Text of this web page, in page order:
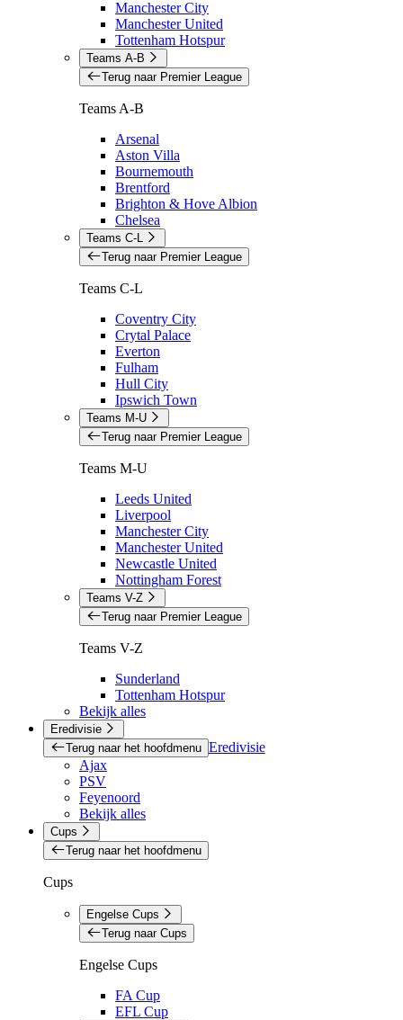
Manchester City
Manchester United
Tottenham Hotspur
Teams A-B
Terug naar Premier League
Teams A-B
Arsenal
Aston Villa
Bournemouth
Brentford
Brighton & Hove Albion
Chelsea
Teams C-L
Terug naar Premier League
Teams C-L
Coventry City
Crytal Palace
Everton
Fulham
Hull City
Ipswich Town
Teams M-U
Terug naar Premier League
Teams M-U
Leeds United
Liverpool
Manchester City
Manchester United
Newcastle United
Nottingham Forest
Teams V-Z
Terug naar Premier League
Teams V-Z
Sunderland
Tottenham Hotspur
Bekijk alles
Eredivisie
Terug naar het hoofdmenu Eredivisie
Ajax
PSV
Feyenoord
Bekijk alles
Cups
Terug naar het hoofdmenu
Cups
Engelse Cups
Terug naar Cups
Engelse Cups
FA Cup
EFL Cup